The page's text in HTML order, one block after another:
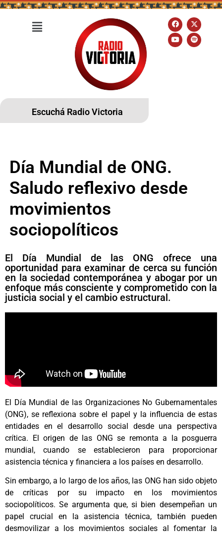
Escuchá Radio Victoria
Día Mundial de ONG.
Saludo reflexivo desde
movimientos
sociopolíticos
El Día Mundial de las ONG ofrece una
oportunidad para examinar de cerca su función
en la sociedad contemporánea y abogar por un
enfoque más consciente y comprometido con la
justicia social y el cambio estructural.
El Día Mundial de las Organizaciones No Gubernamentales
(ONG), se reflexiona sobre el papel y la influencia de estas
entidades en el desarrollo social desde una perspectiva
crítica. El origen de las ONG se remonta a la posguerra
mundial, cuando se establecieron para proporcionar
asistencia técnica y financiera a los países en desarrollo.
Sin embargo, a lo largo de los años, las ONG han sido objeto
de críticas por su impacto en los movimientos
sociopolíticos. Se argumenta que, si bien desempeñan un
papel crucial en la asistencia técnica, también pueden
desmovilizar a los movimientos sociales al fomentar la